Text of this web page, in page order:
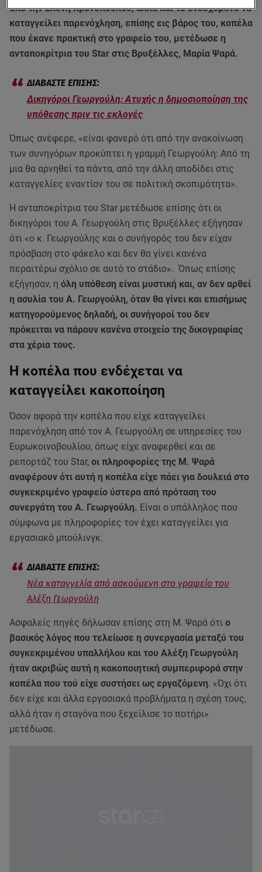
από την Ελένη Χρονοπούλου, αλλά και το ενδεχόμενο να
καταγγείλει παρενόχληση, επίσης εις βάρος του, κοπέλα
που έκανε πρακτική στο γραφείο του, μετέδωσε η
ανταποκρίτρια του Star στις Βρυξέλλες, Μαρία Ψαρά.
Δικηγόροι Γεωργούλη: Ατυχής η δημοσιοποίηση της
υπόθεσης πριν τις εκλογές
Όπως ανέφερε, «είναι φανερό ότι από την ανακοίνωση
των συνηγόρων προκύπτει η γραμμή Γεωργούλη: Από τη
μια θα αρνηθεί τα πάντα, από την άλλη αποδίδει στις
καταγγελίες εναντίον του σε πολιτική σκοπιμότητα».
Η ανταποκρίτρια του Star μετέδωσε επίσης ότι οι
δικηγόροι του Α. Γεωργούλη στις Βρυξέλλες εξήγησαν
ότι «ο κ. Γεωργούλης και ο συνήγορός του δεν είχαν
πρόσβαση στο φάκελο και δεν θα γίνει κανένα
περαιτέρω σχόλιο σε αυτό το στάδιο». Όπως επίσης
εξήγησαν, η όλη υπόθεση είναι μυστική και, αν δεν αρθεί
η ασυλία του Α. Γεωργούλη, όταν θα γίνει και επισήμως
κατηγορούμενος δηλαδή, οι συνήγοροί του δεν
πρόκειται να πάρουν κανένα στοιχείο της δικογραφίας
στα χέρια τους.
Η κοπέλα που ενδέχεται να
καταγγείλει κακοποίηση
Όσον αφορά την κοπέλα που είχε καταγγείλει
παρενόχληση από τον Α. Γεωργούλη σε υπηρεσίες του
Ευρωκοινοβουλίου, όπως είχε αναφερθεί και σε
ρεπορτάζ του Star, οι πληροφορίες της Μ. Ψαρά
αναφέρουν ότι αυτή η κοπέλα είχε πάει για δουλειά στο
συγκεκριμένο γραφείο ύστερα από πρόταση του
συνεργάτη του Α. Γεωργούλη. Είναι ο υπάλληλος που
σύμφωνα με πληροφορίες τον έχει καταγγείλει για
εργασιακό μπούλινγκ.
Νέα καταγγελία από ασκούμενη στο γραφείο του
Αλέξη Γεωργούλη
Ασφαλείς πηγές δήλωσαν επίσης στη Μ. Ψαρά ότι ο
βασικός λόγος που τελείωσε η συνεργασία μεταξύ του
συγκεκριμένου υπαλλήλου και του Αλέξη Γεωργούλη
ήταν ακριβώς αυτή η κακοποιητική συμπεριφορά στην
κοπέλα που τού είχε συστήσει ως εργαζόμενη. «Όχι ότι
δεν είχε και άλλα εργασιακά προβλήματα η σχέση τους,
αλλά ήταν η σταγόνα που ξεχείλισε το ποτήρι»
μετέδωσε.